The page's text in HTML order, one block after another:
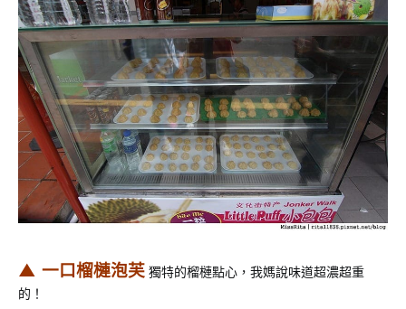
▲ 一口榴槤泡芙 獨特的榴槤點心，我媽說味道超濃超重
的！